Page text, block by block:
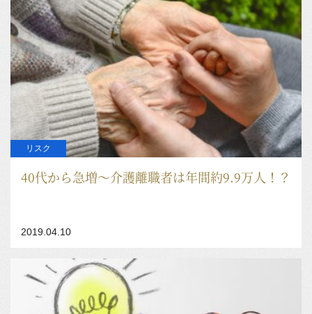
40代から急増～介護離職者は年間約9.9万人！？
リスク
2019.04.10